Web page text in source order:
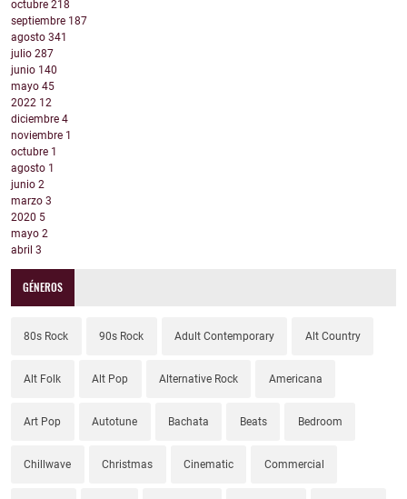
octubre 218
septiembre 187
agosto 341
julio 287
junio 140
mayo 45
2022 12
diciembre 4
noviembre 1
octubre 1
agosto 1
junio 2
marzo 3
2020 5
mayo 2
abril 3
GÉNEROS
80s Rock 90s Rock Adult Contemporary Alt Country
Alt Folk Alt Pop Alternative Rock Americana
Art Pop Autotune Bachata Beats Bedroom
Chillwave Christmas Cinematic Commercial